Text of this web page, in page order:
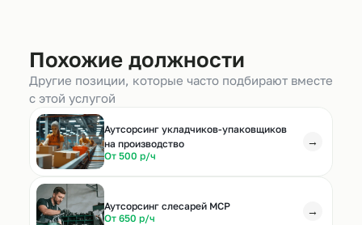
Похожие должности
Другие позиции, которые часто подбирают вместе
с этой услугой
Аутсорсинг укладчиков-упаковщиков
на производство
От 500 р/ч
→
Аутсорсинг слесарей МСР
От 650 р/ч
→